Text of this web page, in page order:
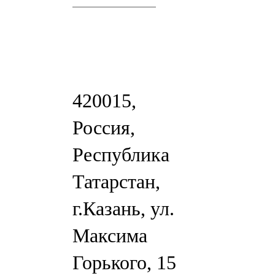
420015,
Россия,
Республика
Татарстан,
г.Казань, ул.
Максима
Горького, 15